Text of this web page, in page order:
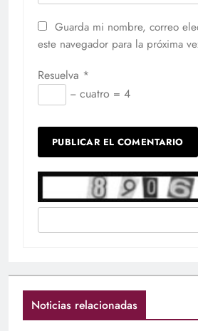
Guarda mi nombre, correo
este navegador para la próxima
Resuelva *
− cuatro = 4
Noticias relacionadas